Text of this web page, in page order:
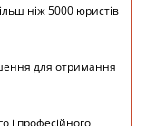
ніж 5000 юристів
для отримання
і професійного